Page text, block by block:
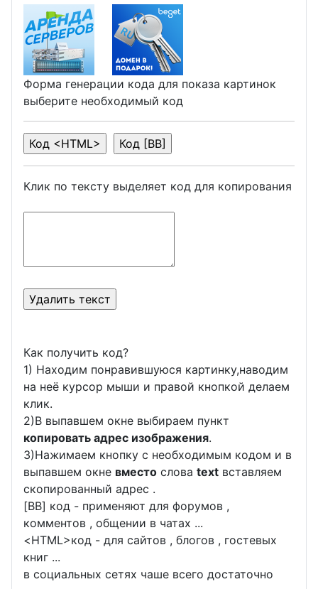
Форма генерации кода для показа картинок
выберите необходимый код
Клик по тексту выделяет код для копирования
Как получить код?
1) Находим понравившуюся картинку,наводим
на неё курсор мыши и правой кнопкой делаем
клик.
2)В выпавшем окне выбираем пункт
копировать адрес изображения.
3)Нажимаем кнопку с необходимым кодом и в
выпавшем окне вместо слова text вставляем
скопированный адрес .
[BB] код - применяют для форумов ,
комментов , общении в чатах ...
<HTML>код - для сайтов , блогов , гостевых
книг ...
в социальных сетях чаше всего достаточно